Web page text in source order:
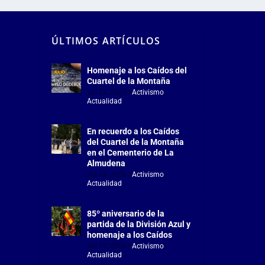
ÚLTIMOS ARTÍCULOS
Homenaje a los Caídos del
Cuartel de la Montaña
Jul 18, 2026 |Activismo,
Actualidad
En recuerdo a los Caídos
del Cuartel de la Montaña
en el Cementerio de La
Almudena
Jul 18, 2026 |Activismo,
Actualidad
85º aniversario de la
partida de la División Azul y
homenaje a los Caídos
Jul 15, 2026 |Activismo,
Actualidad